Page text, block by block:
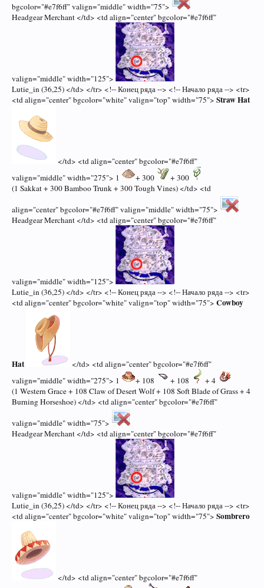
bgcolor="#e7f6ff" valign="middle" width="75">
Headgear Merchant </td> <td align="center" bgcolor="#e7f6ff"
valign="middle" width="125">
Lutie_in (36,25) </td> </tr> <!-- Конец ряда --> <!-- Начало ряда --> <tr>
<td align="center" bgcolor="white" valign="top" width="75"> Straw Hat
</td> <td align="center" bgcolor="#e7f6ff"
valign="middle" width="275"> 1
+ 300
+ 300
(1 Sakkat + 300 Bamboo Trunk + 300 Tough Vines) </td> <td
align="center" bgcolor="#e7f6ff" valign="middle" width="75">
Headgear Merchant </td> <td align="center" bgcolor="#e7f6ff"
valign="middle" width="125">
Lutie_in (36,25) </td> </tr> <!-- Конец ряда --> <!-- Начало ряда --> <tr>
<td align="center" bgcolor="white" valign="top" width="75"> Cowboy
Hat
</td> <td align="center" bgcolor="#e7f6ff"
valign="middle" width="275"> 1
+ 108 + 108
+ 4
(1 Western Grace + 108 Claw of Desert Wolf + 108 Soft Blade of Grass + 4
Burning Horseshoe) </td> <td align="center" bgcolor="#e7f6ff"
valign="middle" width="75">
Headgear Merchant </td> <td align="center" bgcolor="#e7f6ff"
valign="middle" width="125">
Lutie_in (36,25) </td> </tr> <!-- Конец ряда --> <!-- Начало ряда --> <tr>
<td align="center" bgcolor="white" valign="top" width="75"> Sombrero
</td> <td align="center" bgcolor="#e7f6ff"